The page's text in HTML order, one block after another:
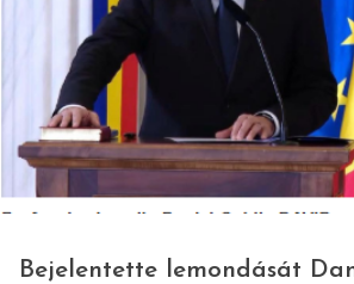
Bejelentette lemondását